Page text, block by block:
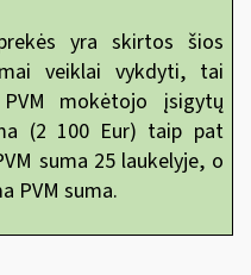
yra skirtos šios
veiklai vykdyti, tai
mokėtojo įsigytų
(2 100 Eur) taip pat
suma 25 laukelyje, o
PVM suma.